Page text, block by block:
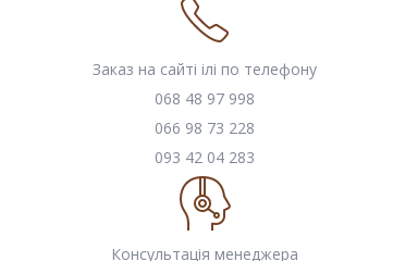
Заказ на сайті ілі по телефону
068 48 97 998
066 98 73 228
093 42 04 283
Консультація менеджера